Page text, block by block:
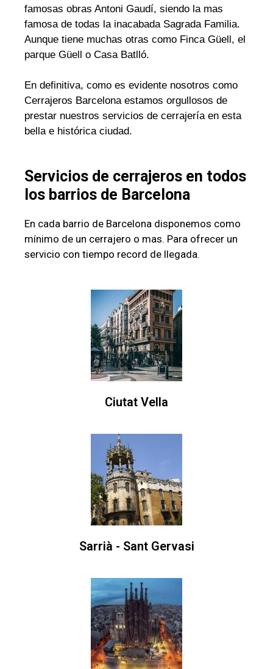
famosas obras Antoni Gaudí, siendo la mas
famosa de todas la inacabada Sagrada Familia.
Aunque tiene muchas otras como Finca Güell, el
parque Güell o Casa Batlló.
En definitiva, como es evidente nosotros como
Cerrajeros Barcelona estamos orgullosos de
prestar nuestros servicios de cerrajería en esta
bella e histórica ciudad.
Servicios de cerrajeros en todos
los barrios de Barcelona
En cada barrio de Barcelona disponemos como
mínimo de un cerrajero o mas. Para ofrecer un
servicio con tiempo record de llegada.
Ciutat Vella
Sarrià - Sant Gervasi